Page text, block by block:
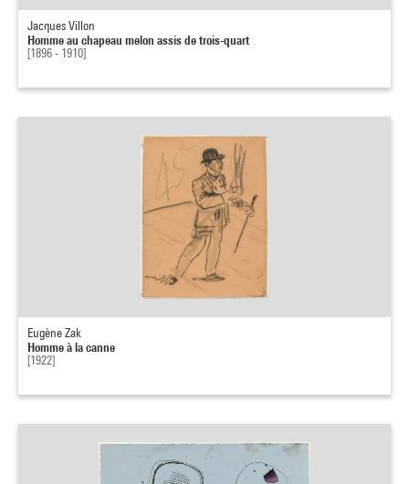
Jacques Villon
Homme au chapeau melon assis de trois-quart
[1896 - 1910]
Eugène Zak
Homme à la canne
[1922]